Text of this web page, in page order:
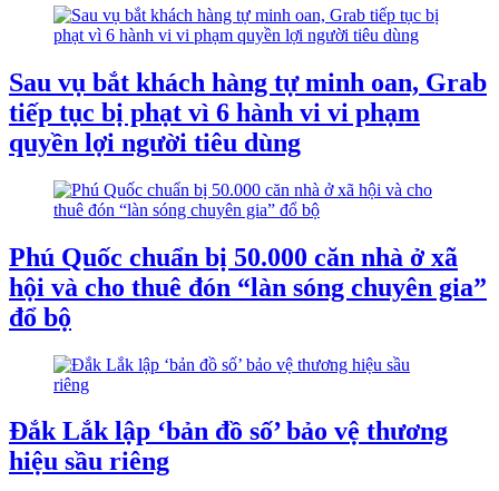
Sau vụ bắt khách hàng tự minh oan, Grab
tiếp tục bị phạt vì 6 hành vi vi phạm
quyền lợi người tiêu dùng
Phú Quốc chuẩn bị 50.000 căn nhà ở xã
hội và cho thuê đón “làn sóng chuyên gia”
đổ bộ
Đắk Lắk lập ‘bản đồ số’ bảo vệ thương
hiệu sầu riêng